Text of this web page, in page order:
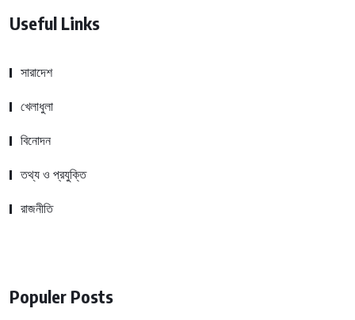
Useful Links
সারাদেশ
খেলাধুলা
বিনোদন
তথ্য ও প্রযুক্তি
রাজনীতি
Populer Posts